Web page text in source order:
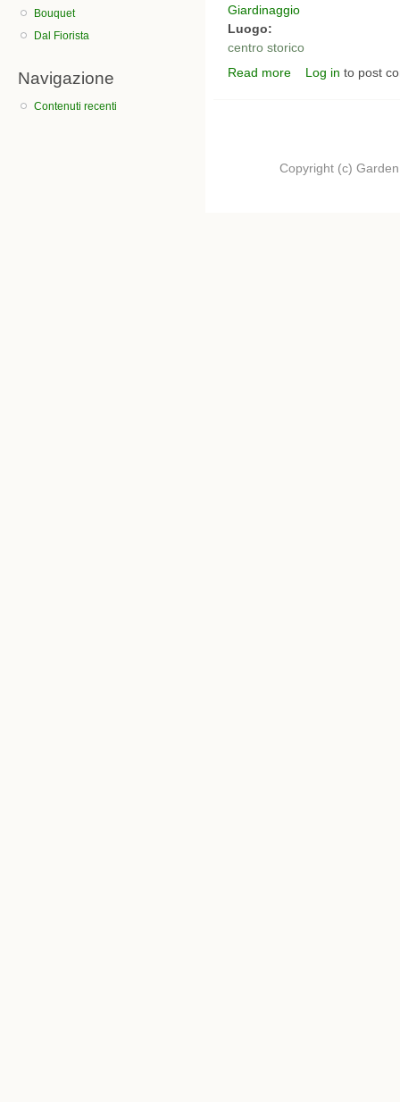
Bouquet
Dal Fiorista
Navigazione
Contenuti recenti
Giardinaggio
Luogo:
centro storico
Read more about tra pomi e fiori
Log in to post
Copyright (c)